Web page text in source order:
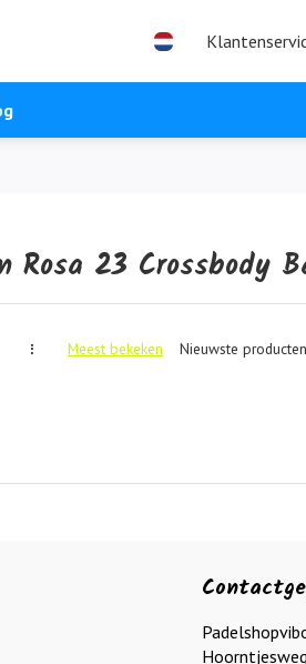
23 Crossbody
Meest bekeken Nieuwste producten